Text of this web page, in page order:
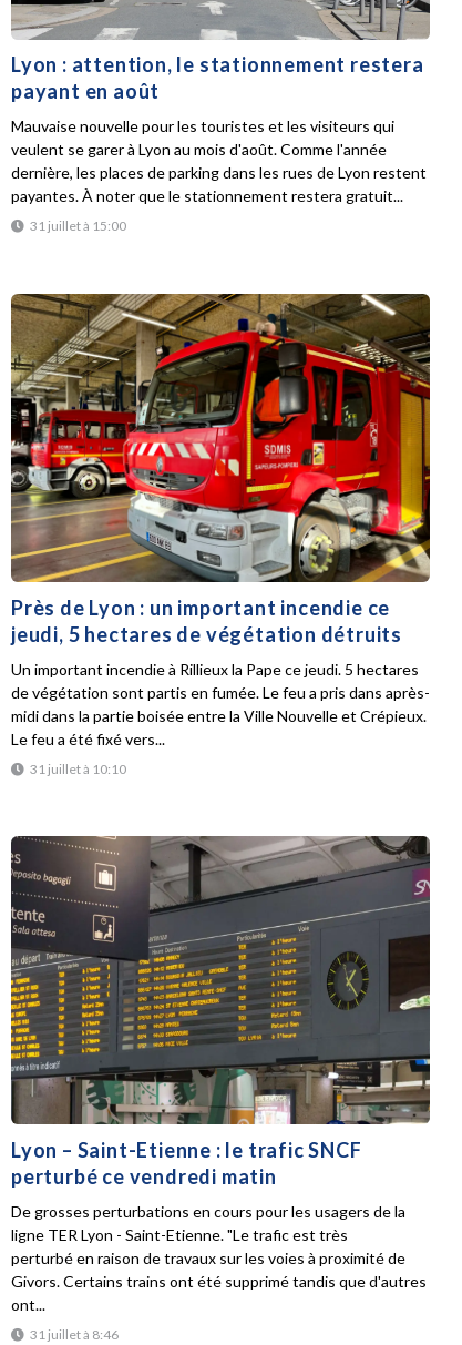
Lyon : attention, le stationnement restera
payant en août
31 juillet à 15:00
Mauvaise nouvelle pour les touristes et les visiteurs qui
veulent se garer à Lyon au mois d'août. Comme l'année
dernière, les places de parking dans les rues de Lyon restent
payantes. À noter que le stationnement restera gratuit...
Près de Lyon : un important incendie ce
jeudi, 5 hectares de végétation détruits
31 juillet à 10:10
Un important incendie à Rillieux la Pape ce jeudi. 5 hectares
de végétation sont partis en fumée. Le feu a pris dans après-
midi dans la partie boisée entre la Ville Nouvelle et Crépieux.
Le feu a été fixé vers...
Lyon – Saint-Etienne : le trafic SNCF
perturbé ce vendredi matin
31 juillet à 8:46
De grosses perturbations en cours pour les usagers de la
ligne TER Lyon - Saint-Etienne. "Le trafic est très
perturbé en raison de travaux sur les voies à proximité de
Givors. Certains trains ont été supprimé tandis que d'autres
ont...